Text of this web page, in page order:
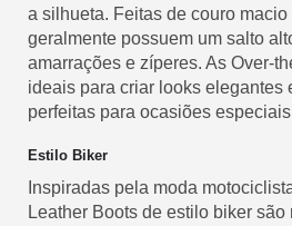
a silhueta. Feitas de couro
geralmente possuem um salto
amarrações e zíperes. As Over-
ideais para criar looks elegantes
perfeitas para ocasiões
Estilo Biker
Inspiradas pela moda
Leather Boots de estilo biker